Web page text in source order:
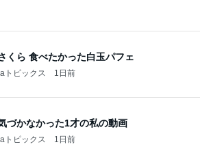
気づかなかった1才の私の動画
トピックス 1日前